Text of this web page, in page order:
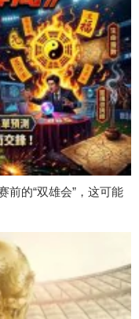
的“双雄会”，这可能